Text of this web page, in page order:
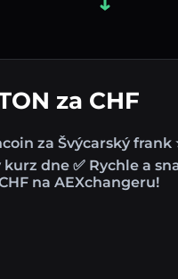
za CHF
za Švýcarský frank
dne ✅ Rychle a
na AEXchangeru!